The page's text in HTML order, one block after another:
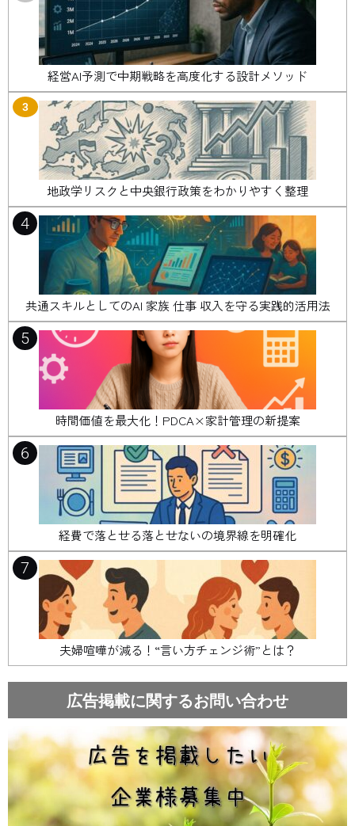
経営AI予測で中期戦略を高度化する設計メソッド
3
地政学リスクと中央銀行政策をわかりやすく整理
4
共通スキルとしてのAI 家族 仕事 収入を守る実践的活用法
5
時間価値を最大化！PDCA×家計管理の新提案
6
経費で落とせる落とせないの境界線を明確化
7
夫婦喧嘩が減る！“言い方チェンジ術”とは？
広告掲載に関するお問い合わせ